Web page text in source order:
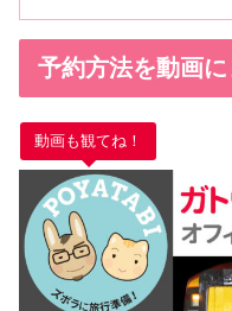
予約方法を動画に
動画も観てね！